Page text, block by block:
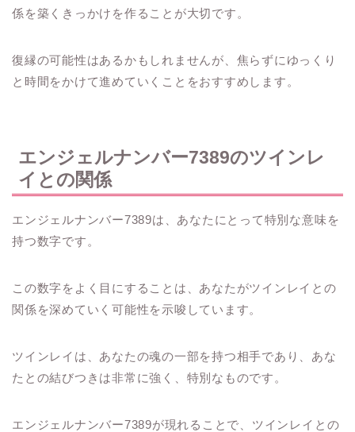
係を築くきっかけを作ることが大切です。
復縁の可能性はあるかもしれませんが、焦らずにゆっくり
と時間をかけて進めていくことをおすすめします。
エンジェルナンバー7389のツインレ
イとの関係
エンジェルナンバー7389は、あなたにとって特別な意味を
持つ数字です。
この数字をよく目にすることは、あなたがツインレイとの
関係を深めていく可能性を示唆しています。
ツインレイは、あなたの魂の一部を持つ相手であり、あな
たとの結びつきは非常に強く、特別なものです。
エンジェルナンバー7389が現れることで、ツインレイとの